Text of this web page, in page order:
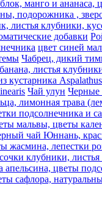
манго и ананаса,
подорожника ,
листья клубники,
добавки
цвет синей
Чабрец, дикий
листья
кустарника
Чай улун Черные
лимонная трава
подсолнечника и
мальвы, цветы
чай Юннань,
жасмина, лепестки
клубники,
цветы
сафлора,